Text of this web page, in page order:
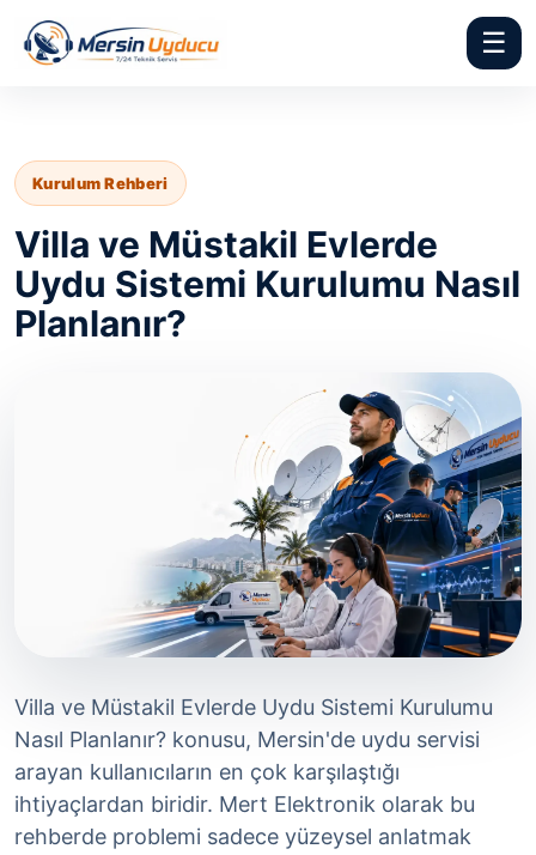
☰
Kurulum Rehberi
Villa ve Müstakil Evlerde
Uydu Sistemi Kurulumu Nasıl
Planlanır?
Villa ve Müstakil Evlerde Uydu Sistemi Kurulumu
Nasıl Planlanır? konusu, Mersin'de uydu servisi
arayan kullanıcıların en çok karşılaştığı
ihtiyaçlardan biridir. Mert Elektronik olarak bu
rehberde problemi sadece yüzeysel anlatmak